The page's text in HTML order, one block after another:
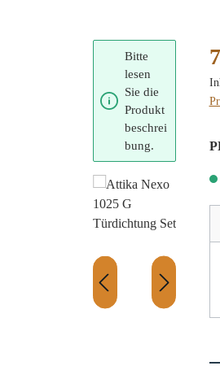
Bitte
lesen
Sie die
Produkt
beschrei
bung.